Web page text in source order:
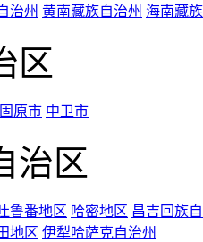
治州 黄南藏族自治州 海南藏
区
固原市 中卫市
治区
鲁番地区 哈密地区 昌吉回族
地区 伊犁哈萨克自治州